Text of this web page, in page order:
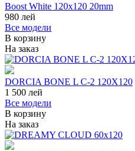
Boost White 120x120 20mm
980 лей
Все модели
В корзину
На заказ
DORCIA BONE L C-2 120X120
1 500 лей
Все модели
В корзину
На заказ